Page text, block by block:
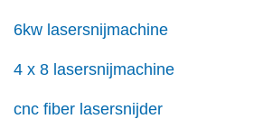
6kw lasersnijmachine
4 x 8 lasersnijmachine
cnc fiber lasersnijder